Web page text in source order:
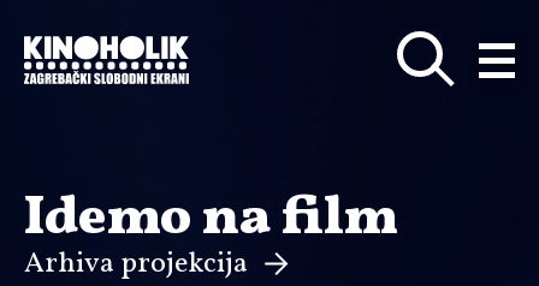
glavni
sadržaj
Idemo na film
Arhiva projekcija